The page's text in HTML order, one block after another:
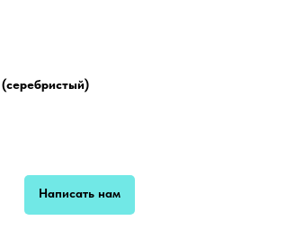
(серебристый)
Написать нам